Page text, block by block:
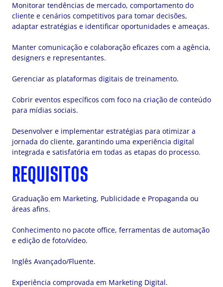
Monitorar tendências de mercado, comportamento do
cliente e cenários competitivos para tomar decisões,
adaptar estratégias e identificar oportunidades e ameaças.
Manter comunicação e colaboração eficazes com a agência,
designers e representantes.
Gerenciar as plataformas digitais de treinamento.
Cobrir eventos específicos com foco na criação de conteúdo
para mídias sociais.
Desenvolver e implementar estratégias para otimizar a
jornada do cliente, garantindo uma experiência digital
integrada e satisfatória em todas as etapas do processo.
REQUISITOS
Graduação em Marketing, Publicidade e Propaganda ou
áreas afins.
Conhecimento no pacote office, ferramentas de automação
e edição de foto/vídeo.
Inglês Avançado/Fluente.
Experiência comprovada em Marketing Digital.